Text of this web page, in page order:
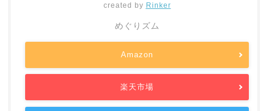
created by Rinker
めぐりズム
Amazon
楽天市場